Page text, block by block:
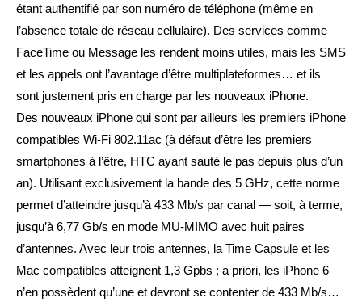
étant authentifié par son numéro de téléphone (même en
l’absence totale de réseau cellulaire). Des services comme
FaceTime ou Message les rendent moins utiles, mais les SMS
et les appels ont l’avantage d’être multiplateformes… et ils
sont justement pris en charge par les nouveaux iPhone.
Des nouveaux iPhone qui sont par ailleurs les premiers iPhone
compatibles Wi-Fi 802.11ac (à défaut d’être les premiers
smartphones à l’être, HTC ayant sauté le pas depuis plus d’un
an). Utilisant exclusivement la bande des 5 GHz, cette norme
permet d’atteindre jusqu’à 433 Mb/s par canal — soit, à terme,
jusqu’à 6,77 Gb/s en mode MU-MIMO avec huit paires
d’antennes. Avec leur trois antennes, la Time Capsule et les
Mac compatibles atteignent 1,3 Gpbs ; a priori, les iPhone 6
n’en possèdent qu’une et devront se contenter de 433 Mb/s…